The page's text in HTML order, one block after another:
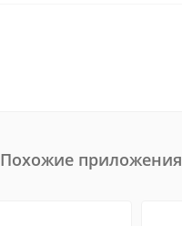
Похожие приложения